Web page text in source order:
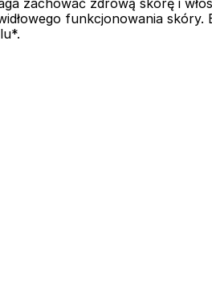
zachować zdrową skórę i
funkcjonowania